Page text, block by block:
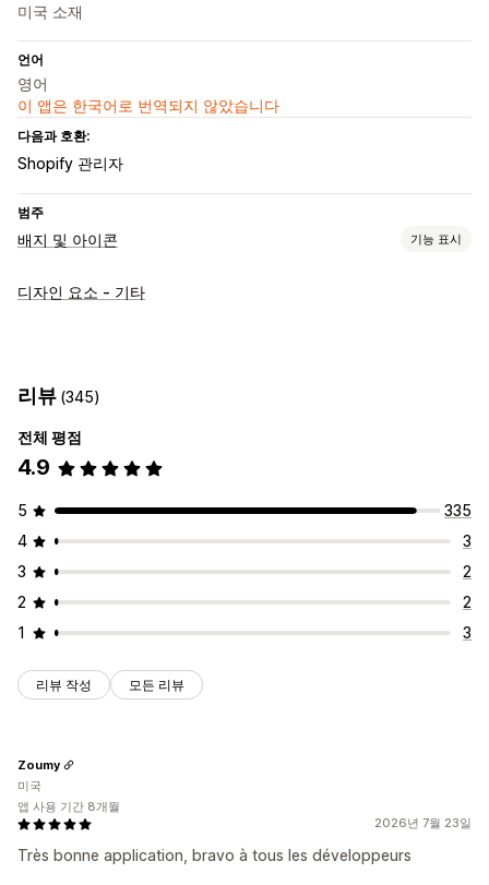
미국 소재
언어
영어
이 앱은 한국어로 번역되지 않았습니다
다음과 호환:
Shopify 관리자
범주
배지 및 아이콘 기능 표시
아이콘 유형
테두리
색상
아이콘 위치
자동 위치
디자인 요소 - 기타
리뷰 (345)
전체 평점
4.9
5
335
4
3
3
2
2
2
1
3
리뷰 작성 모든 리뷰
2026년 7월 23일
Très bonne application, bravo à tous les développeurs
Zoumy
미국
앱 사용 기간 8개월